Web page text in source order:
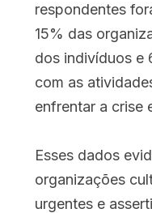
respondentes
15% das
dos indivíduos e
com as
enfrentar a crise
Esses dados
organizações
urgentes e